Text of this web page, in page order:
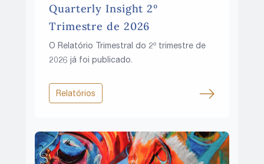
Quarterly Insight 2º
Trimestre de 2026
O Relatório Trimestral do 2º trimestre de
2026 já foi publicado.
Relatórios